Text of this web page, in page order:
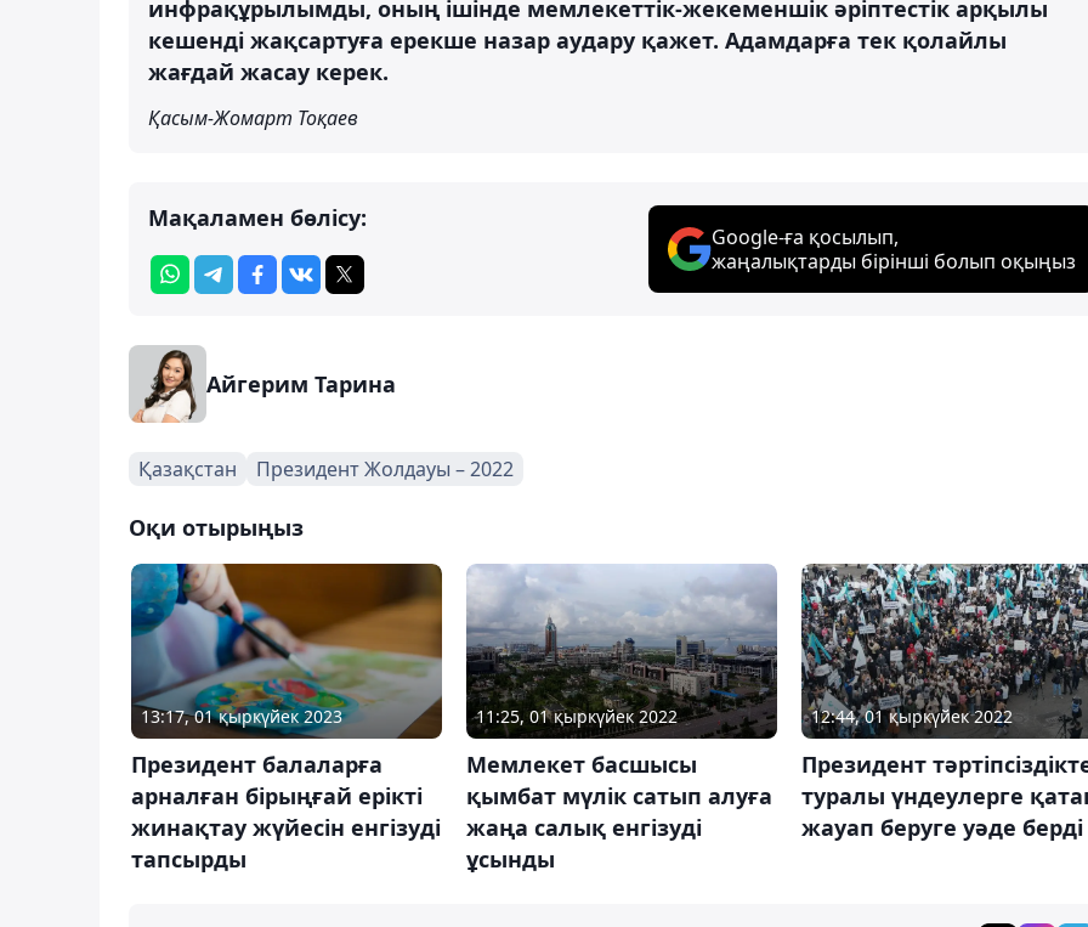
инфрақұрылымды, оның ішінде мемлекеттік-жекеменшік әріптестік арқылы
кешенді жақсартуға ерекше назар аудару қажет. Адамдарға тек қолайлы
жағдай жасау керек.
Қасым-Жомарт Тоқаев
Мақаламен бөлісу:
Google-ға қосылып,
жаңалықтарды бірінші болып оқыңыз
Айгерим Тарина
Қазақстан Президент Жолдауы – 2022
Оқи отырыңыз
13:17, 01 қыркүйек 2023
Президент балаларға
арналған бірыңғай ерікті
жинақтау жүйесін енгізуді
тапсырды
11:25, 01 қыркүйек 2022
Мемлекет басшысы
қымбат мүлік сатып алуға
жаңа салық енгізуді
ұсынды
12:44, 01 қыркүйек 2022
Президент
туралы үндеулерге
жауап беруге уәде берді